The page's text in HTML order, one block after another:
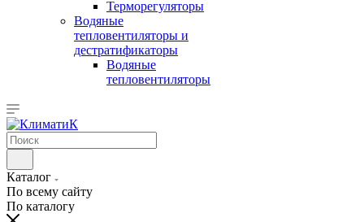
Терморегуляторы
Водяные
тепловентиляторы и
дестратификаторы
Водяные
тепловентиляторы
Каталог
По всему сайту
По каталогу